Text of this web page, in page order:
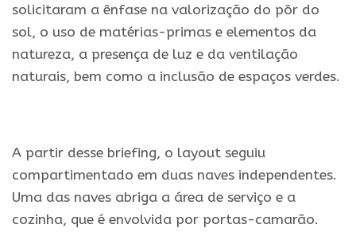
solicitaram a ênfase na valorização do pôr do
sol, o uso de matérias-primas e elementos da
natureza, a presença de luz e da ventilação
naturais, bem como a inclusão de espaços verdes.
A partir desse briefing, o layout seguiu
compartimentado em duas naves independentes.
Uma das naves abriga a área de serviço e a
cozinha, que é envolvida por portas-camarão.